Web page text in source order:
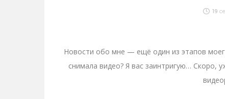
19
Новости обо мне — ещё один из этапов
снимала видео? Я вас заинтригую… Скоро,